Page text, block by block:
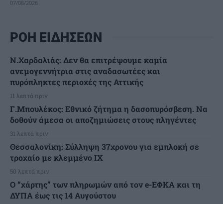
07/08/2026
ΡΟΗ ΕΙΔΗΣΕΩΝ
Ν.Χαρδαλιάς: Δεν θα επιτρέψουμε καμία
ανεμογεννήτρια στις αναδασωτέες και
πυρόπληκτες περιοχές της Αττικής
11 λεπτά πριν
Γ.Μπουλέκος: Εθνικό ζήτημα η δασοπυρόσβεση. Να
δοθούν άμεσα οι αποζημιώσεις στους πληγέντες
31 λεπτά πριν
Θεσσαλονίκη: Σύλληψη 37χρονου για εμπλοκή σε
τροχαίο με κλεμμένο ΙΧ
50 λεπτά πριν
Ο “χάρτης” των πληρωμών από τον e-ΕΦΚΑ και τη
ΔΥΠΑ έως τις 14 Αυγούστου